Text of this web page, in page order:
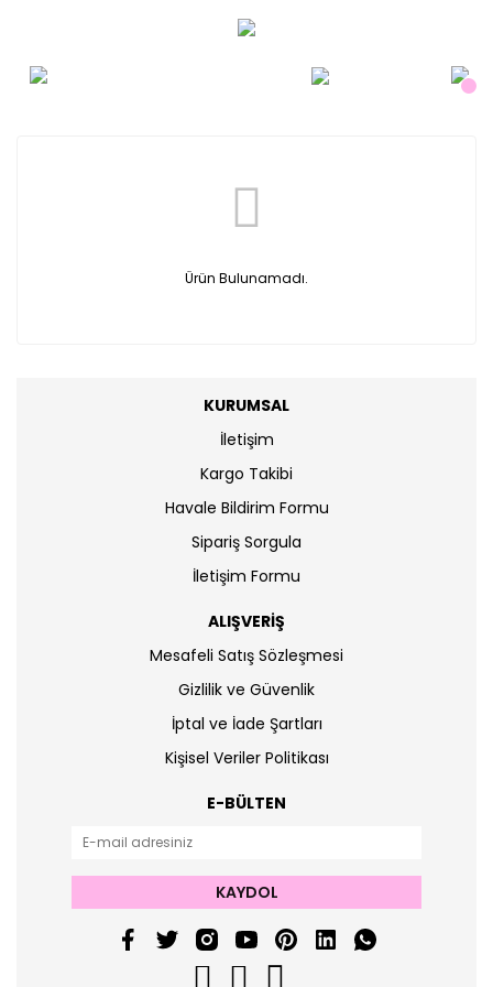
Ürün Bulunamadı.
KURUMSAL
İletişim
Kargo Takibi
Havale Bildirim Formu
Sipariş Sorgula
İletişim Formu
ALIŞVERİŞ
Mesafeli Satış Sözleşmesi
Gizlilik ve Güvenlik
İptal ve İade Şartları
Kişisel Veriler Politikası
E-BÜLTEN
KAYDOL